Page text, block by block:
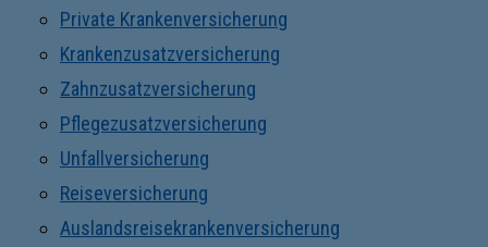
Private Krankenversicherung
Krankenzusatzversicherung
Zahnzusatzversicherung
Pflegezusatzversicherung
Unfallversicherung
Reiseversicherung
Auslandsreisekrankenversicherung